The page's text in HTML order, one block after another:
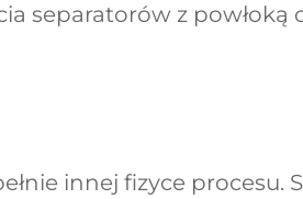
separatorów z powłoką
innej fizyce procesu.